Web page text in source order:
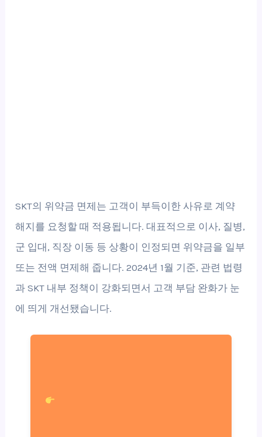
SKT의 위약금 면제는 고객이 부득이한 사유로 계약
해지를 요청할 때 적용됩니다. 대표적으로 이사, 질병,
군 입대, 직장 이동 등 상황이 인정되면 위약금을 일부
또는 전액 면제해 줍니다. 2024년 1월 기준, 관련 법령
과 SKT 내부 정책이 강화되면서 고객 부담 완화가 눈
에 띄게 개선됐습니다.